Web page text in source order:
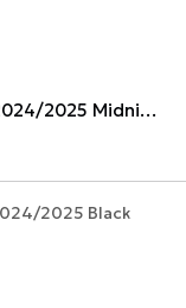
Чохол Proove Pillar Case iPad Air 13 2024/2025 Midnight Blue